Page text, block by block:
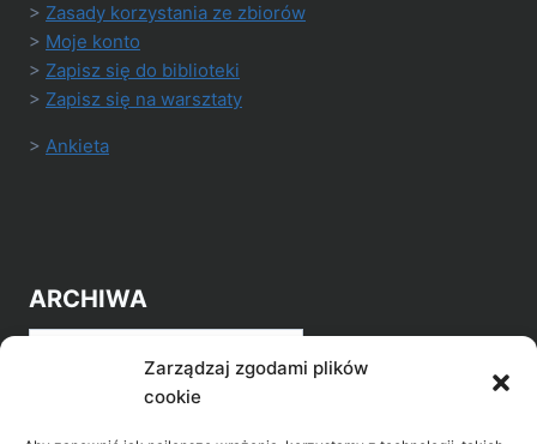
Zarządzaj zgodami plików
cookie
> Zasady korzystania ze zbiorów
> Moje konto
> Zapisz się do biblioteki
> Zapisz się na warsztaty
> Ankieta
ARCHIWA
Archiwa